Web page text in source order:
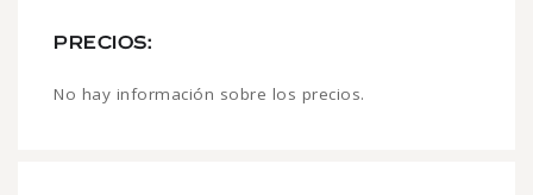
PRECIOS:
No hay información sobre los precios.